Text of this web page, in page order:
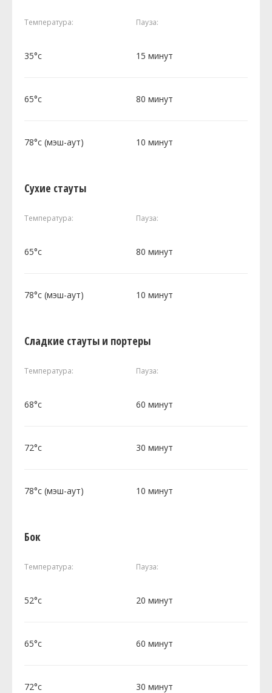
Температура: Пауза:
35°c 15 минут
65°c 80 минут
78°c (мэш-аут) 10 минут
Сухие стауты
Температура: Пауза:
65°c 80 минут
78°c (мэш-аут) 10 минут
Сладкие стауты и портеры
Температура: Пауза:
68°c 60 минут
72°c 30 минут
78°c (мэш-аут) 10 минут
Бок
Температура: Пауза:
52°c 20 минут
65°c 60 минут
72°c 30 минут